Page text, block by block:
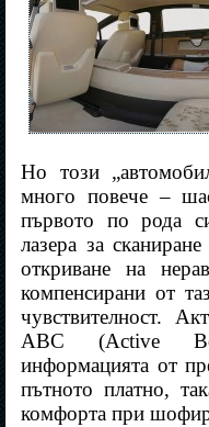
Но този
много повече –
първото по рода
лазера за
откриване на
компенсирани от
чувствителност.
ABC (Active
информацията от
пътното платно,
комфорта при